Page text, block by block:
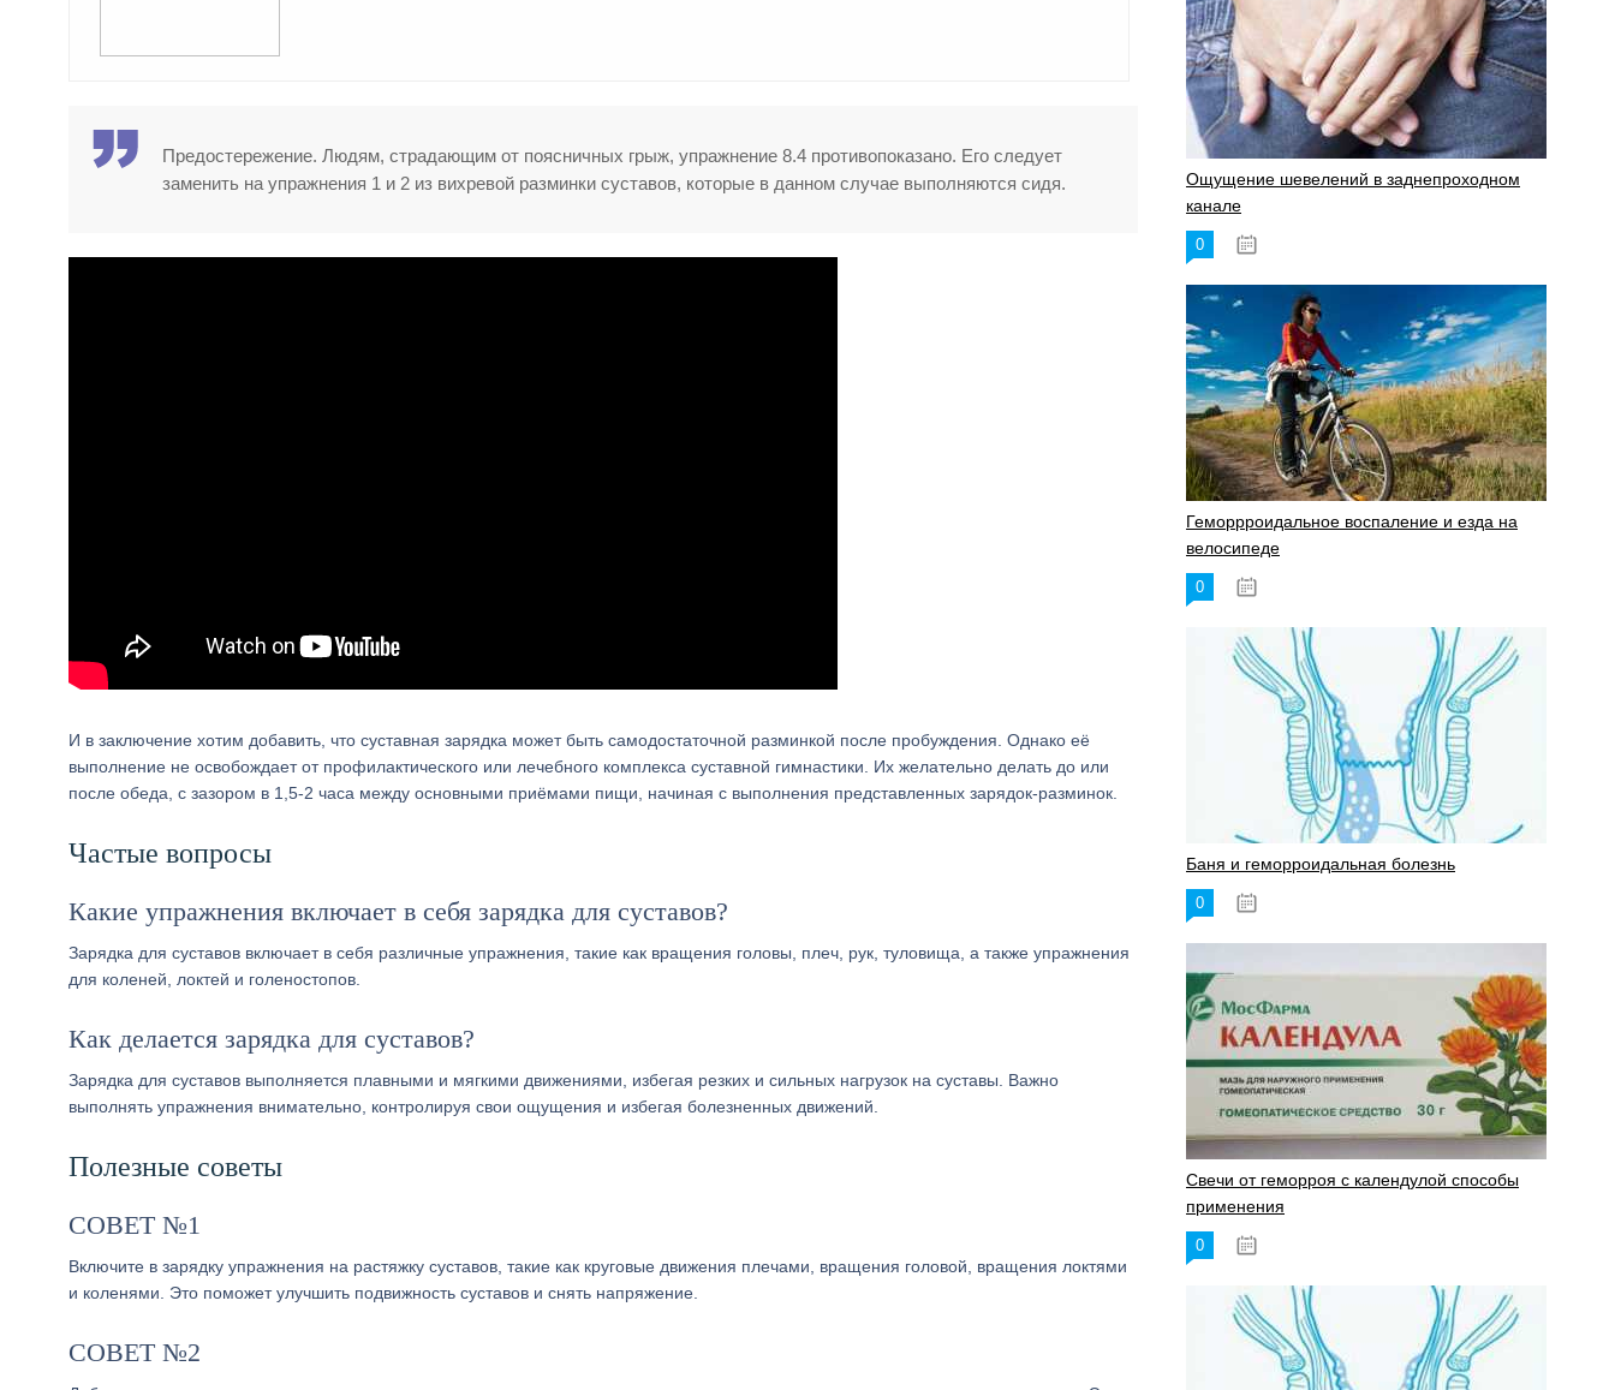
Предостережение. Людям, страдающим от поясничных грыж, упражнение 8.4 противопоказано. Его следует
заменить на упражнения 1 и 2 из вихревой разминки суставов, которые в данном случае выполняются сидя.
И в заключение хотим добавить, что суставная зарядка может быть самодостаточной разминкой после пробуждения. Однако её
выполнение не освобождает от профилактического или лечебного комплекса суставной гимнастики. Их желательно делать до или
после обеда, с зазором в 1,5-2 часа между основными приёмами пищи, начиная с выполнения представленных зарядок-разминок.
Частые вопросы
Какие упражнения включает в себя зарядка для суставов?
Зарядка для суставов включает в себя различные упражнения, такие как вращения головы, плеч, рук, туловища, а также упражнения
для коленей, локтей и голеностопов.
Как делается зарядка для суставов?
Зарядка для суставов выполняется плавными и мягкими движениями, избегая резких и сильных нагрузок на суставы. Важно
выполнять упражнения внимательно, контролируя свои ощущения и избегая болезненных движений.
Полезные советы
СОВЕТ №1
Включите в зарядку упражнения на растяжку суставов, такие как круговые движения плечами, вращения головой, вращения локтями
и коленями. Это поможет улучшить подвижность суставов и снять напряжение.
СОВЕТ №2
Ощущение шевелений в заднепроходном
канале
0
Геморрроидальное воспаление и езда на
велосипеде
0
Баня и геморроидальная болезнь
0
Свечи от геморроя с календулой способы
применения
0